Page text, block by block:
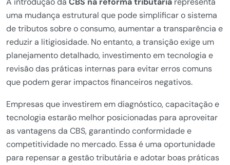
uma mudança estrutural que pode simplificar o sistema
de tributos sobre o consumo, aumentar a transparência e
reduzir a litigiosidade. No entanto, a transição exige um
planejamento detalhado, investimento em tecnologia e
revisão das práticas internas para evitar erros comuns
que podem gerar impactos financeiros negativos.
Empresas que investirem em diagnóstico, capacitação e
tecnologia estarão melhor posicionadas para aproveitar
as vantagens da CBS, garantindo conformidade e
competitividade no mercado. Essa é uma oportunidade
para repensar a gestão tributária e adotar boas práticas